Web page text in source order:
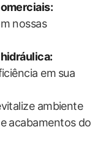
nossas
em ⁣sua
ambiente
acabamentos do